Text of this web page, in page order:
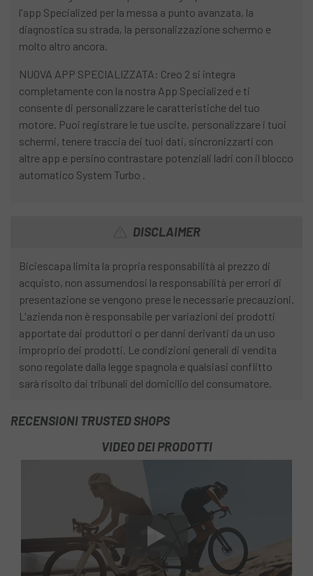
l'app Specialized per la messa a punto avanzata, la
diagnostica su strada, la personalizzazione schermo e
molto altro ancora.
NUOVA APP SPECIALIZZATA: Creo 2 si integra
completamente con la nostra App Specialized e ti
consente di personalizzare le caratteristiche del tuo
motore. Puoi registrare le tue uscite, personalizzare i tuoi
schermi, tenere traccia dei tuoi dati, sincronizzarti con
altre app e persino contrastare potenziali ladri con il blocco
automatico System Turbo .
DISCLAIMER
Biciescapa limita la propria responsabilità al prezzo di
acquisto, non assumendosi la responsabilità per errori di
presentazione se vengono prese le necessarie precauzioni.
L'azienda non è responsabile per variazioni dei prodotti
apportate dai produttori o per danni derivanti da un uso
improprio dei prodotti. Le condizioni generali di vendita
sono regolate dalla legge spagnola e qualsiasi conflitto
sarà risolto dai tribunali del domicilio del consumatore.
RECENSIONI TRUSTED SHOPS
VIDEO DEI PRODOTTI